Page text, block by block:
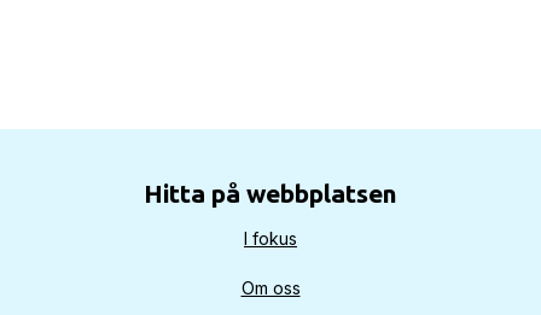
Hitta på webbplatsen
I fokus
Om oss